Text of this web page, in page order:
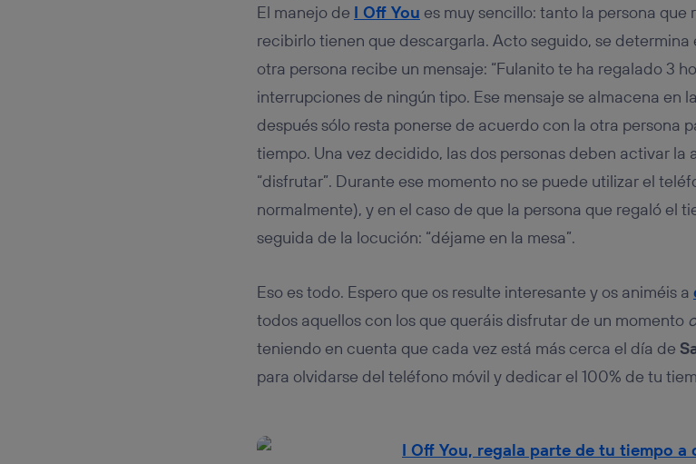
El manejo de I Off You es muy sencillo: tanto la persona
recibirlo tienen que descargarla. Acto seguido, se determina
otra persona recibe un mensaje: “Fulanito te ha regalado 3
interrupciones de ningún tipo. Ese mensaje se almacena en
después sólo resta ponerse de acuerdo con la otra persona
tiempo. Una vez decidido, las dos personas deben activar la
“disfrutar”. Durante ese momento no se puede utilizar el
normalmente), y en el caso de que la persona que regaló el
seguida de la locución: “déjame en la mesa”.
Eso es todo. Espero que os resulte interesante y os animéis a
todos aquellos con los que queráis disfrutar de un momento
teniendo en cuenta que cada vez está más cerca el día de
para olvidarse del teléfono móvil y dedicar el 100% de tu